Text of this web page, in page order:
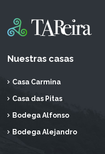
Nuestras casas
Casa Carmina
Casa das Pitas
Bodega Alfonso
Bodega Alejandro